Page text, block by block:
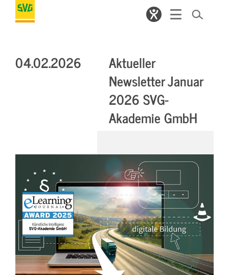
04.02.2026
Aktueller
Newsletter Januar
2026 SVG-
Akademie GmbH